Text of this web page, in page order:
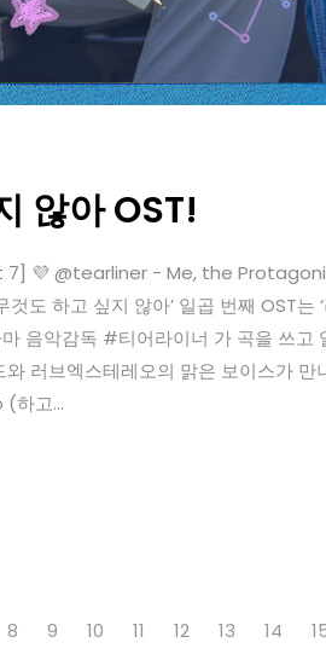
않아 OST!
7] 💜 @tearliner - Me, the
것도 하고 싶지 않아’ 일곱 번째
음악감독 #티어라이너 가 곡을 쓰
러브엑스테레오의 맑은 보이스가
(하고...
8 9 10 11 12 13 14